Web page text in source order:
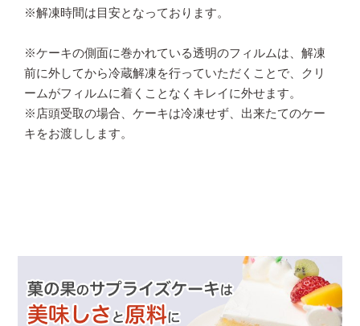
※解凍時間は目安となっております。
※ケーキの側面に巻かれている透明のフィルムは、解凍
前に外してから冷蔵解凍を行っていただくことで、クリ
ームがフィルムに着くことなくキレイに外せます。
※店頭受取の場合、ケーキは冷凍せず、出来たてのケー
キをお渡しします。